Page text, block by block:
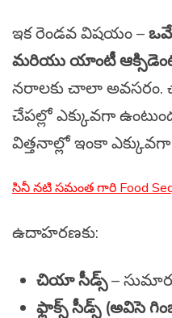
ఇక రెండవ విషయం –
మరియు యాంటీ
నరాలకు చాలా
చేపల్లో ఎక్కువగా
విత్తనాల్లో ఇంకా
సినీ నటి సమంత గారి Food
ఉదాహరణకు:
చియా సీడ్స్–
ఫ్లాక్స్ సీడ్స్ (అవిసె